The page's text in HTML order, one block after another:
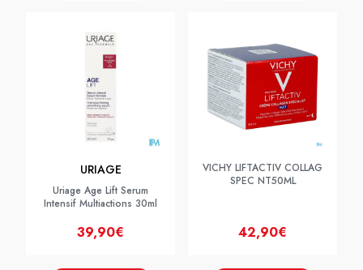
URIAGE
Uriage Age Lift Serum
Intensif Multiactions 30ml
39,90€
VICHY LIFTACTIV COLLAG
SPEC NT50ML
42,90€